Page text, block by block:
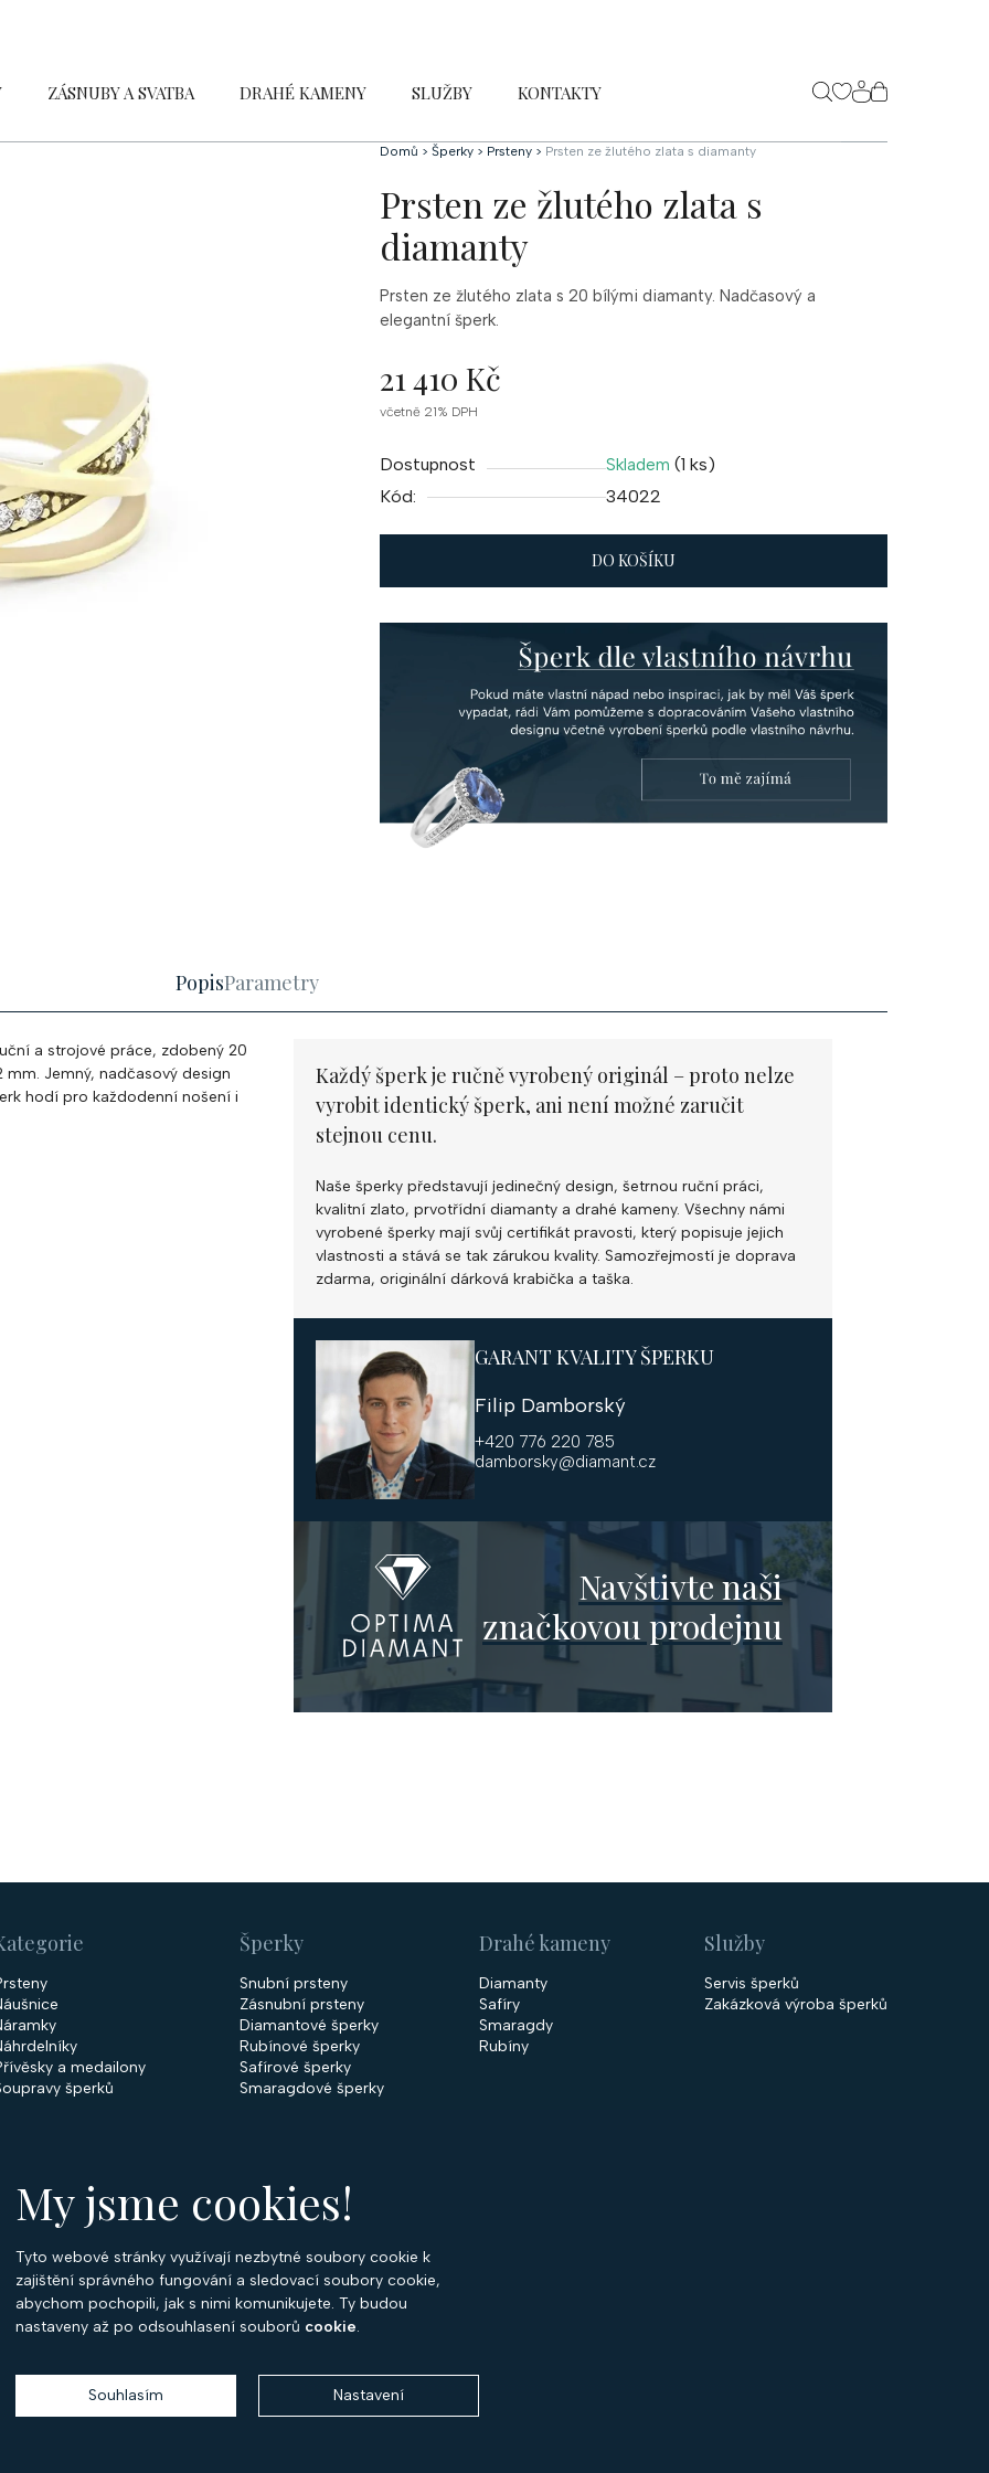
My jsme cookies!
Tyto webové stránky využívají nezbytné soubory cookie k
zajištění správného fungování a sledovací soubory cookie,
abychom pochopili, jak s nimi komunikujete. Ty budou
nastaveny až po odsouhlasení souborů cookie.
Nastavení
Souhlasím
ZÁSNUBY A SVATBA DRAHÉ KAMENY SLUŽBY KONTAKTY
NÁKUPNÍ
KOŠÍK
Domů > Šperky > Prsteny > Prsten ze žlutého zlata s diamanty
Prsten ze žlutého zlata s
diamanty
Prsten ze žlutého zlata s 20 bílými diamanty. Nadčasový a
elegantní šperk.
21 410 Kč
Měrná
včetně 21% DPH
Dostupnost Skladem (1 ks)
Kód:
34022
DO KOŠÍKU
PopisParametry
a strojové práce, zdobený 20
Jemný, nadčasový design
hodí pro každodenní nošení i
Každý šperk je ručně vyrobený originál – proto nelze
vyrobit identický šperk, ani není možné zaručit
stejnou cenu.
Naše šperky představují jedinečný design, šetrnou ruční práci,
kvalitní zlato, prvotřídní diamanty a drahé kameny. Všechny námi
vyrobené šperky mají svůj certifikát pravosti, který popisuje jejich
vlastnosti a stává se tak zárukou kvality. Samozřejmostí je doprava
zdarma, originální dárková krabička a taška.
GARANT KVALITY ŠPERKU
Filip Damborský
+420 776 220 785
damborsky@diamant.cz
Navštivte naši
značkovou prodejnu
a medailony
šperků
Šperky
Snubní prsteny
Zásnubní prsteny
Diamantové šperky
Rubínové šperky
Safírové šperky
Smaragdové šperky
Drahé kameny
Diamanty
Safíry
Smaragdy
Rubíny
Služby
Servis šperků
Zakázková výroba šperků
Copyright 2026Optima Diamant. Všechna práva vyhrazena.